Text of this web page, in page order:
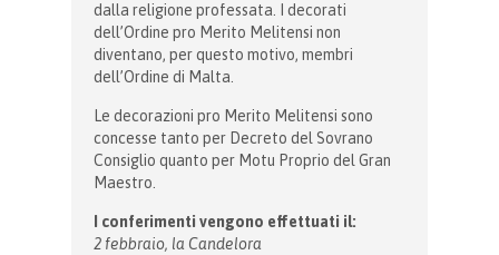
dalla religione professata. I decorati
dell’Ordine pro Merito Melitensi non
diventano, per questo motivo, membri
dell’Ordine di Malta.
Le decorazioni pro Merito Melitensi sono
concesse tanto per Decreto del Sovrano
Consiglio quanto per Motu Proprio del Gran
Maestro.
I conferimenti vengono effettuati il:
2 febbraio, la Candelora